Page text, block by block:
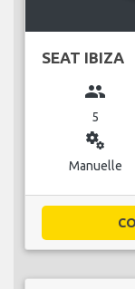
SEAT IBIZA
group
5
miscellaneous_services
Manuelle